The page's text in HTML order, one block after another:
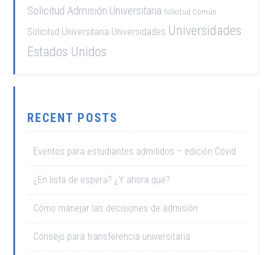
Solicitud Admisión Universitaria Solicitud Común
Solicitud Universitaria Universidades Universidades
Estados Unidos
RECENT POSTS
Eventos para estudiantes admitidos – edición Covid
¿En lista de espera? ¿Y ahora qué?
Cómo manejar las decisiones de admisión
Consejo para transferencia universitaria